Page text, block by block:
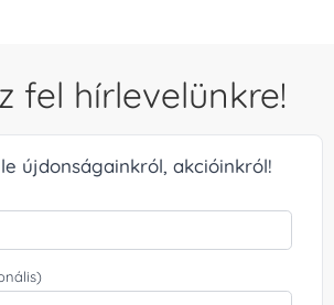
fel hírlevelünkre!
újdonságainkról, akcióinkról!